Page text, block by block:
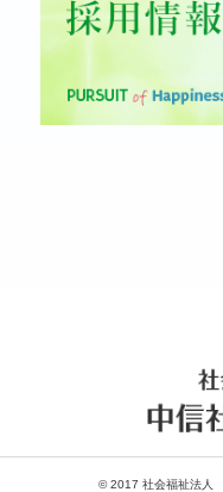
© 2017 社会福祉法人